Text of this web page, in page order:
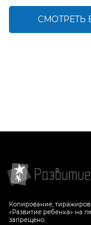
СМОТРЕТЬ
Копирование,
«Развитие ребенка» на
запрещено.